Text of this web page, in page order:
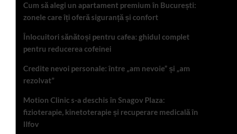
Cum să alegi un apartament premium în București:
zonele care îți oferă siguranță și confort
Înlocuitori sănătoși pentru cafea: ghidul complet
pentru reducerea cofeinei
Credite nevoi personale: între „am nevoie” și „am
rezolvat”
Motion Clinic s-a deschis în Snagov Plaza:
fizioterapie, kinetoterapie și recuperare medicală în
Ilfov